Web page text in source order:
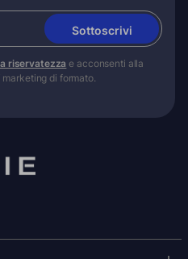
Sottoscrivi
riservatezza e acconsenti alla
di formato.